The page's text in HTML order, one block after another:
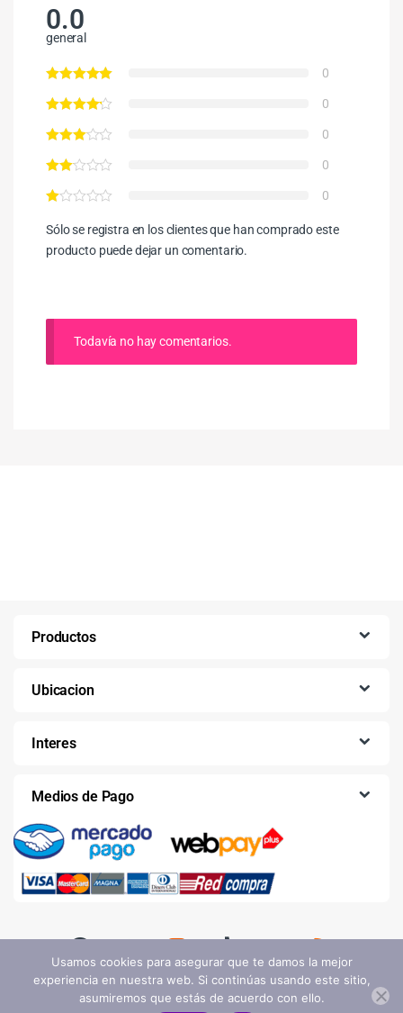
AGREGAR AL CARRITO
0.0
general
0
0
0
0
0
Sólo se registra en los clientes que han comprado este
producto puede dejar un comentario.
Todavía no hay comentarios.
Productos
Ubicacion
Interes
Medios de Pago
Usamos cookies para asegurar que te damos la mejor
experiencia en nuestra web. Si continúas usando este sitio,
asumiremos que estás de acuerdo con ello.